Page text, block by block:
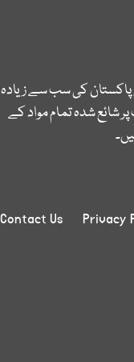
کی سب سے زیادہ
شدہ تمام مواد کے
Privacy
Contact Us